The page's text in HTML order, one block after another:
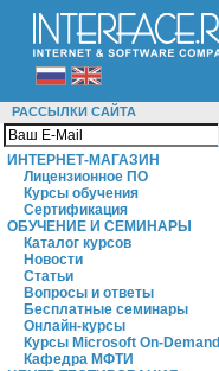
РАССЫЛКИ САЙТА
ИНТЕРНЕТ-МАГАЗИН
Лицензионное ПО
Курсы обучения
Сертификация
ОБУЧЕНИЕ И СЕМИНАРЫ
Каталог курсов
Новости
Статьи
Вопросы и ответы
Бесплатные семинары
Онлайн-курсы
Курсы Microsoft On-Demand
Кафедра МФТИ